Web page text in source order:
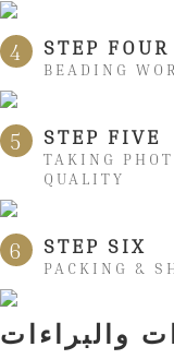
4 STEP FOUR
BEADING
5 STEP FIVE
TAKING
QUALITY
6 STEP SIX
PACKING &
والبراءات